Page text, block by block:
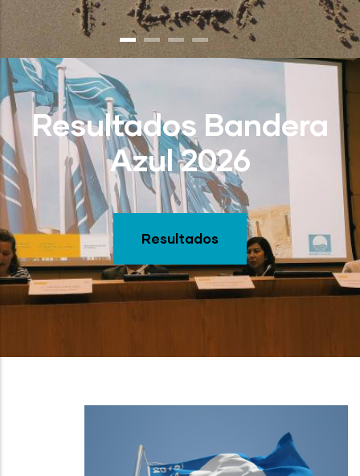
Resultados Bandera
Azul 2026
Resultados